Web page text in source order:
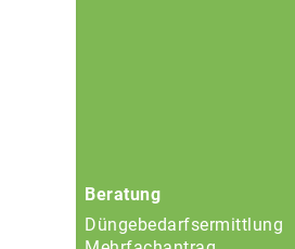
Beratung
Düngebedarfsermittlung